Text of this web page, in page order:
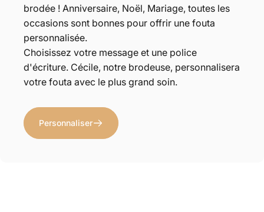
brodée ! Anniversaire, Noël, Mariage, toutes les
occasions sont bonnes pour offrir une fouta
personnalisée.
Choisissez votre message et une police
d'écriture. Cécile, notre brodeuse, personnalisera
votre fouta avec le plus grand soin.
Personnaliser